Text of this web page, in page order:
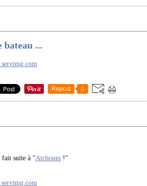
bateau ...
Repost 0
fait suite à "Atchoum !"